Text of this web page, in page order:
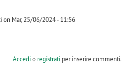
on Mar, 25/06/2024 - 11:56
Accedio registratiper inserire commenti.